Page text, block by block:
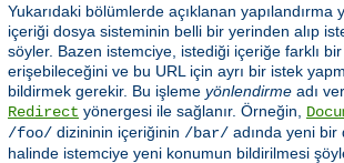
Yukarıdaki bölümlerde açıklanan
içeriği dosya sisteminin belli bir yerinden alıp
söyler. Bazen istemciye, istediği içeriğe farklı
erişebileceğini ve bu URL için ayrı bir istek
bildirmek gerekir. Bu işleme yönlendirme adı
Redirect yönergesi ile sağlanır. Örneğin,
/foo/ dizininin içeriğinin /bar/ adında yeni bir
halinde istemciye yeni konumun bildirilmesi